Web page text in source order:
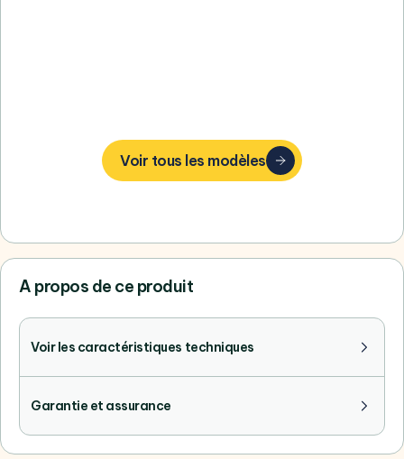
Voir tous les modèles
A propos de ce produit
Voir les caractéristiques techniques
Garantie et assurance